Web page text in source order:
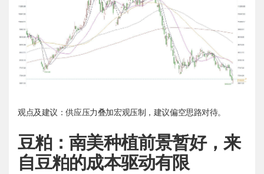
观点及建议：供应压力叠加宏观压制，建议偏空思路对待。
豆粕：南美种植前景暂好，来
自豆粕的成本驱动有限